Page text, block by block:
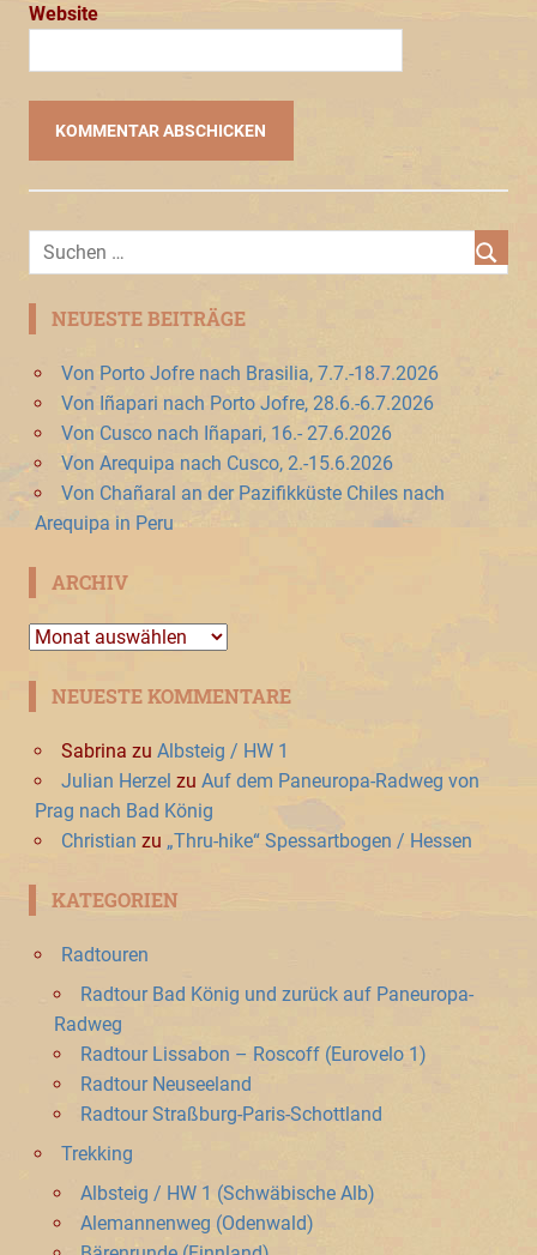
Website
NEUESTE BEITRÄGE
Von Porto Jofre nach Brasilia, 7.7.-18.7.2026
Von Iñapari nach Porto Jofre, 28.6.-6.7.2026
Von Cusco nach Iñapari, 16.- 27.6.2026
Von Arequipa nach Cusco, 2.-15.6.2026
Von Chañaral an der Pazifikküste Chiles nach
Arequipa in Peru
ARCHIV
Archiv
NEUESTE KOMMENTARE
Sabrina zu Albsteig / HW 1
Julian Herzel zu Auf dem Paneuropa-Radweg von
Prag nach Bad König
Christian zu „Thru-hike“ Spessartbogen / Hessen
KATEGORIEN
Radtouren
Radtour Bad König und zurück auf Paneuropa-
Radweg
Radtour Lissabon – Roscoff (Eurovelo 1)
Radtour Neuseeland
Radtour Straßburg-Paris-Schottland
Trekking
Albsteig / HW 1 (Schwäbische Alb)
Alemannenweg (Odenwald)